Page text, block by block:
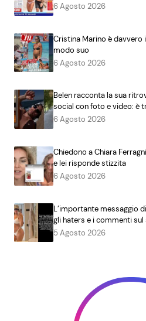
6 Agosto 2026
Cristina Marino è davvero
modo suo
6 Agosto 2026
Belen racconta la sua
social con foto e video: è
6 Agosto 2026
Chiedono a Chiara
e lei risponde stizzita
6 Agosto 2026
L’importante messaggio
gli haters e i commenti
5 Agosto 2026